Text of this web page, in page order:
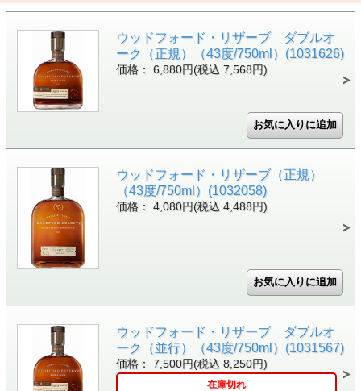
ウッドフォード・リザーブ ダブルオ
ーク（正規）（43度/750ml）(1031626)
価格： 6,880円(税込 7,568円)
ウッドフォード・リザーブ（正規）
（43度/750ml）(1032058)
価格： 4,080円(税込 4,488円)
ウッドフォード・リザーブ ダブルオ
ーク（並行）（43度/750ml）(1031567)
価格： 7,500円(税込 8,250円)
在庫切れ